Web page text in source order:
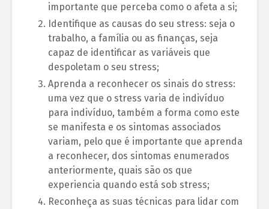
importante que perceba como o afeta a si;
Identifique as causas do seu stress: seja o
trabalho, a família ou as finanças, seja
capaz de identificar as variáveis que
despoletam o seu stress;
Aprenda a reconhecer os sinais do stress:
uma vez que o stress varia de indivíduo
para indivíduo, também a forma como este
se manifesta e os sintomas associados
variam, pelo que é importante que aprenda
a reconhecer, dos sintomas enumerados
anteriormente, quais são os que
experiencia quando está sob stress;
Reconheça as suas técnicas para lidar com